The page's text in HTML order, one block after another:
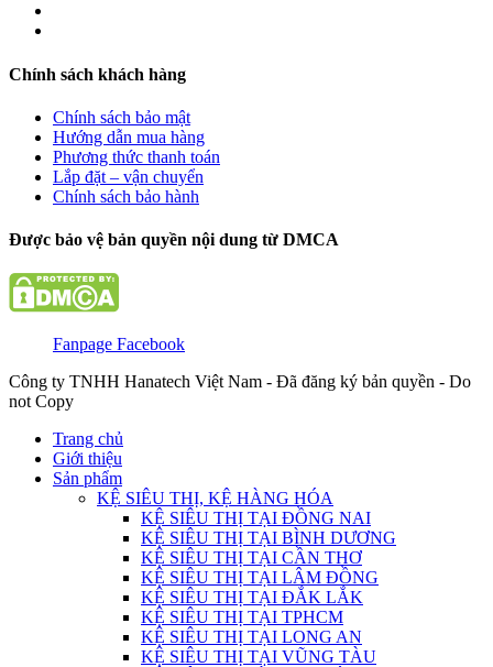
Chính sách khách hàng
Chính sách bảo mật
Hướng dẫn mua hàng
Phương thức thanh toán
Lắp đặt – vận chuyển
Chính sách bảo hành
Được bảo vệ bản quyền nội dung từ DMCA
Fanpage Facebook
Công ty TNHH Hanatech Việt Nam - Đã đăng ký bản quyền - Do
not Copy
Trang chủ
Giới thiệu
Sản phẩm
KỆ SIÊU THỊ, KỆ HÀNG HÓA
KỆ SIÊU THỊ TẠI ĐỒNG NAI
KỆ SIÊU THỊ TẠI BÌNH DƯƠNG
KỆ SIÊU THỊ TẠI CẦN THƠ
KỆ SIÊU THỊ TẠI LÂM ĐỒNG
KỆ SIÊU THỊ TẠI ĐẮK LẮK
KỆ SIÊU THỊ TẠI TPHCM
KỆ SIÊU THỊ TẠI LONG AN
KỆ SIÊU THỊ TẠI VŨNG TÀU